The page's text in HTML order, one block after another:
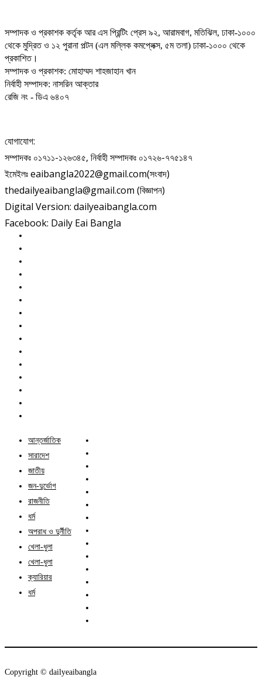
সম্পাদক ও প্রকাশক কর্তৃক আর এস প্রিন্টিং প্রেস ৯২, আরামবাগ, মতিঝিল, ঢাকা-১০০০
থেকে মুদ্রিত ও ১২ পুরানা পল্টন (এল মল্লিক কমপ্লেক্স, ৫ম তলা) ঢাকা-১০০০ থেকে
প্রকাশিত।
সম্পাদক ও প্রকাশক: মোহাম্মদ শাহজাহান খান
নির্বাহী সম্পাদক: নাসরিন আক্তার
রেজি নং - ডিএ ৬৪০৭
যোগাযোগ:
সম্পাদকঃ ০১৭১১-১২৬৩৪৫, নির্বাহী সম্পাদকঃ ০১৭২৬-৭৭৫১৪৭
ইমেইলঃ eaibangla2022@gmail.com(সংবাদ)
thedailyeaibangla@gmail.com (বিজ্ঞাপন)
Digital Version: dailyeaibangla.com
Facebook: Daily Eai Bangla
আন্তর্জাতিক
সারাদেশ
জাতীয়
জন-দুর্ভোগ
রাজনীতি
ধর্ম
অপরাধ ও দুর্নীতি
খেলা-ধুলা
খেলা-ধুলা
ক্যারিয়ার
ধর্ম
Copyright ©️ dailyeaibangla